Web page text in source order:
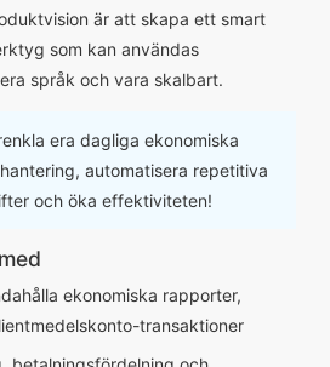
är att skapa ett smart
som kan användas
språk och vara skalbart.
era dagliga ekonomiska
automatisera repetitiva
och öka effektiviteten!
ekonomiska rapporter,
transaktioner